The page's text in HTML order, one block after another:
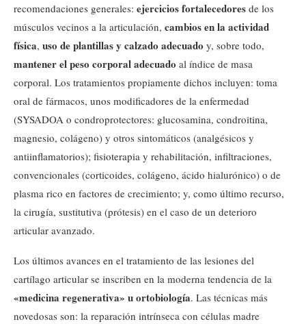
recomendaciones generales: ejercicios fortalecedores de los
músculos vecinos a la articulación, cambios en la actividad
física, uso de plantillas y calzado adecuado y, sobre todo,
mantener el peso corporal adecuado al índice de masa
corporal. Los tratamientos propiamente dichos incluyen: toma
oral de fármacos, unos modificadores de la enfermedad
(SYSADOA o condroprotectores: glucosamina, condroitina,
magnesio, colágeno) y otros sintomáticos (analgésicos y
antiinflamatorios); fisioterapia y rehabilitación, infiltraciones,
convencionales (corticoides, colágeno, ácido hialurónico) o de
plasma rico en factores de crecimiento; y, como último recurso,
la cirugía, sustitutiva (prótesis) en el caso de un deterioro
articular avanzado.
Los últimos avances en el tratamiento de las lesiones del
cartílago articular se inscriben en la moderna tendencia de la
«medicina regenerativa» u ortobiología. Las técnicas más
novedosas son: la reparación intrínseca con células madre